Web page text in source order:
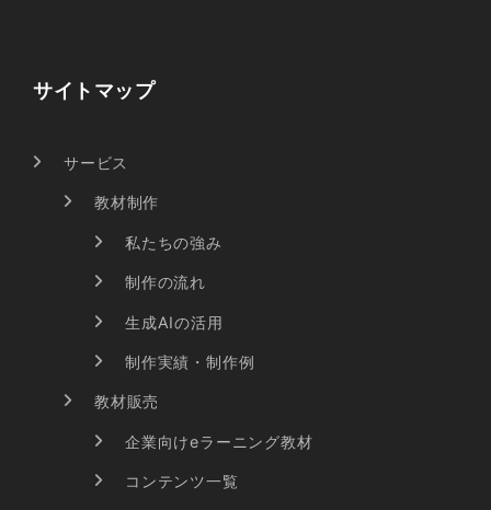
サイトマップ
サービス
教材制作
私たちの強み
制作の流れ
生成AIの活用
制作実績・制作例
教材販売
企業向けeラーニング教材
コンテンツ一覧